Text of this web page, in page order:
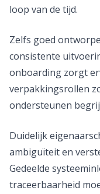
loop van de tijd.
Zelfs goed
consistente
onboarding zorgt
verpakkingsrollen
ondersteunen
Duidelijk
ambiguïteit en
Gedeelde
traceerbaarheid